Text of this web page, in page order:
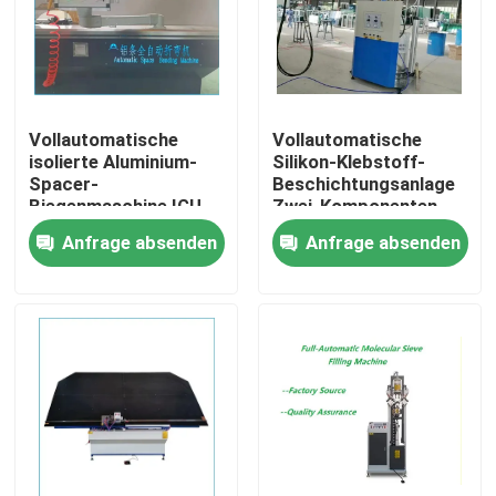
Produkte
Vollautomatische
isolierte Aluminium-
Spacer-
Biegenmaschine IGU-
Maschine
Anfrage absenden
Vollautomatische
Silikon-Klebstoff-
Beschichtungsanlage
Zwei-Komponenten-
Dichtungsmittel-
Beschichtungsmaschine
Vollpneumatische
Anfrage absenden